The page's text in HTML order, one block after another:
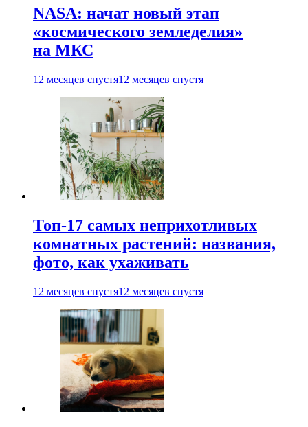
NASA: начат новый этап
«космического земледелия»
на МКС
12 месяцев спустя12 месяцев спустя
Топ-17 самых неприхотливых
комнатных растений: названия,
фото, как ухаживать
12 месяцев спустя12 месяцев спустя